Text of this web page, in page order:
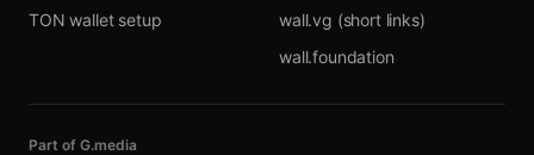
TON wallet setup
wall.vg (short links)
wall.foundation
Part of G.media